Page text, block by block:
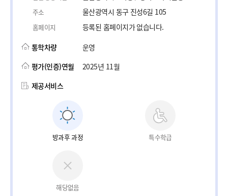
주소 울산광역시 동구 진성6길 105
홈페이지
등록된 홈페이지가 없습니다.
통학차량
운영
평가(인증)연월
2025년 11월
제공서비스
방과후 과정 특수학급
해당없음